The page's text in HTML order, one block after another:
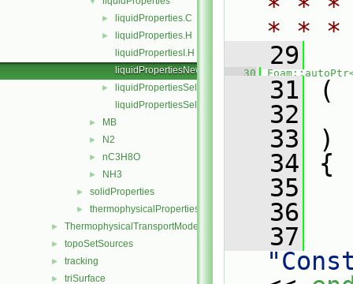
► liquidProperties.C
►
liquidProperties.H
liquidPropertiesI.H
liquidPropertiesNew.C
►
liquidPropertiesSelector.H
liquidPropertiesSelectorI.H
► MB
► N2
► nC3H8O
► NH3
► solidProperties
► thermophysicalProperties
► ThermophysicalTransportModels
► topoSetSources
► tracking
► triSurface
* * *
* *
   29
   30
   31
(
   32
   33
)
   34
{
   35
   36
   37